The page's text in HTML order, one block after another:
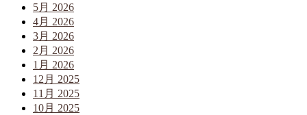
5月 2026
4月 2026
3月 2026
2月 2026
1月 2026
12月 2025
11月 2025
10月 2025